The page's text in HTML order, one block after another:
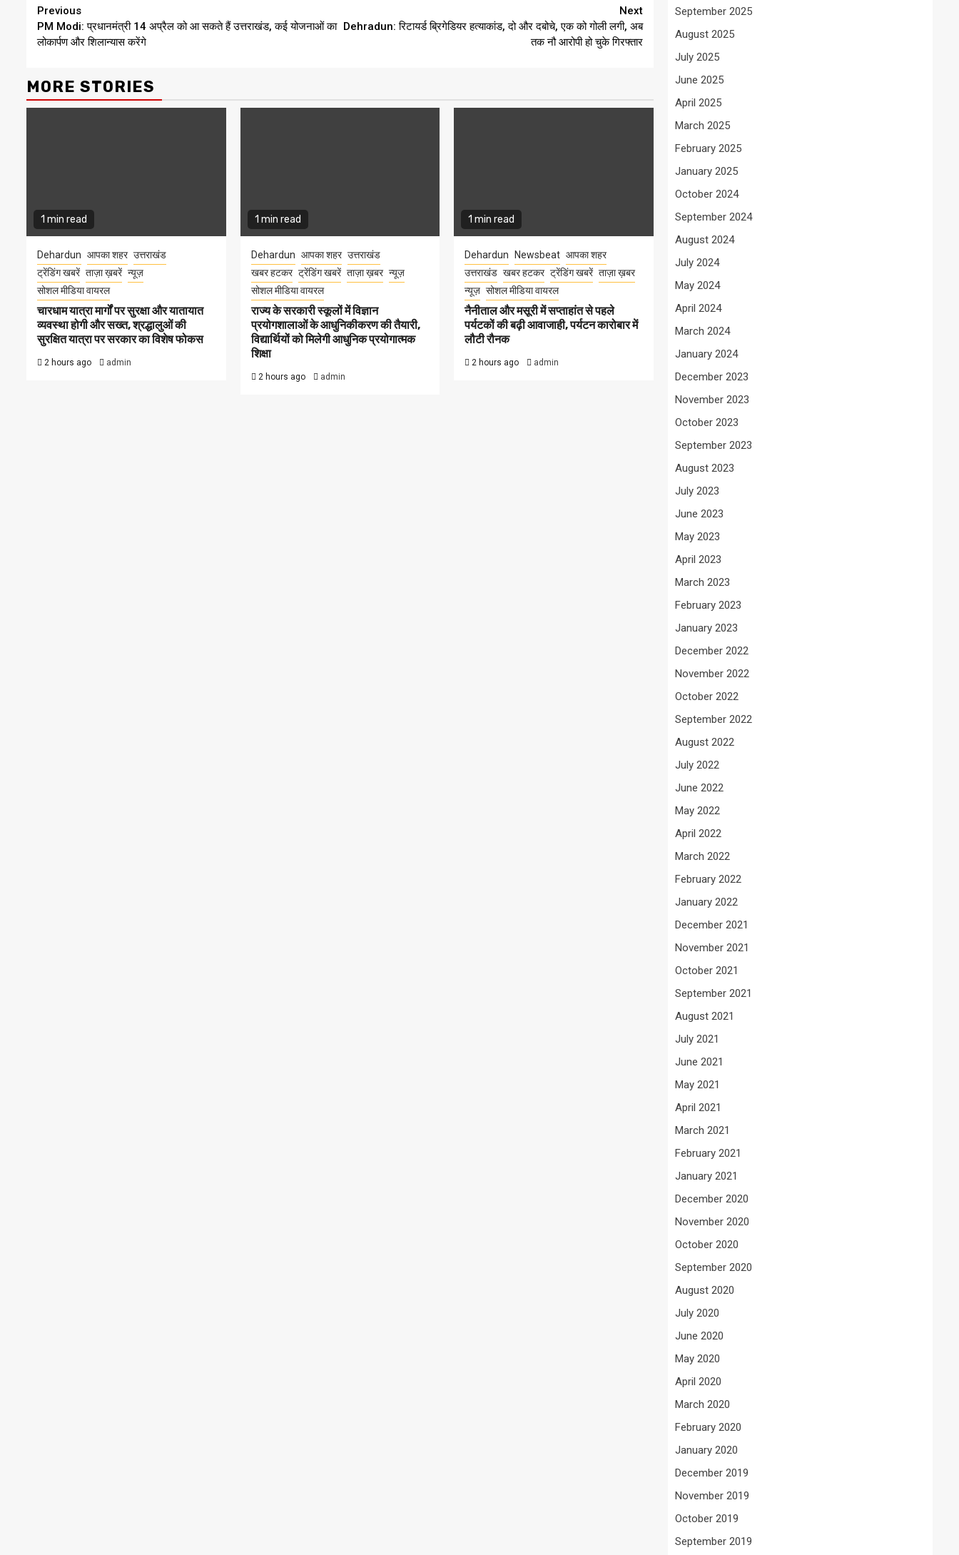
Continue
Reading
Previous
PM Modi: प्रधानमंत्री 14 अप्रैल को आ सकते हैं उत्तराखंड, कई योजनाओं का
लोकार्पण और शिलान्यास करेंगे
Next
Dehradun: रिटायर्ड ब्रिगेडियर हत्याकांड, दो और दबोचे, एक को गोली लगी, अब
तक नौ आरोपी हो चुके गिरफ्तार
MORE STORIES
1 min read
Dehardun आपका शहर उत्तराखंड
ट्रेंडिंग खबरें ताज़ा ख़बरें न्यूज़
सोशल मीडिया वायरल
चारधाम यात्रा मार्गों पर सुरक्षा और यातायात
व्यवस्था होगी और सख्त, श्रद्धालुओं की
सुरक्षित यात्रा पर सरकार का विशेष फोकस
2 hours ago admin
1 min read
Dehardun आपका शहर उत्तराखंड
खबर हटकर ट्रेंडिंग खबरें ताज़ा ख़बर न्यूज़
सोशल मीडिया वायरल
राज्य के सरकारी स्कूलों में विज्ञान
प्रयोगशालाओं के आधुनिकीकरण की तैयारी,
विद्यार्थियों को मिलेगी आधुनिक प्रयोगात्मक
शिक्षा
2 hours ago admin
1 min read
Dehardun Newsbeat आपका शहर
उत्तराखंड खबर हटकर ट्रेंडिंग खबरें ताज़ा ख़बर
न्यूज़ सोशल मीडिया वायरल
नैनीताल और मसूरी में सप्ताहांत से पहले
पर्यटकों की बढ़ी आवाजाही, पर्यटन कारोबार में
लौटी रौनक
2 hours ago admin
September 2025
August 2025
July 2025
June 2025
April 2025
March 2025
February 2025
January 2025
October 2024
September 2024
August 2024
July 2024
May 2024
April 2024
March 2024
January 2024
December 2023
November 2023
October 2023
September 2023
August 2023
July 2023
June 2023
May 2023
April 2023
March 2023
February 2023
January 2023
December 2022
November 2022
October 2022
September 2022
August 2022
July 2022
June 2022
May 2022
April 2022
March 2022
February 2022
January 2022
December 2021
November 2021
October 2021
September 2021
August 2021
July 2021
June 2021
May 2021
April 2021
March 2021
February 2021
January 2021
December 2020
November 2020
October 2020
September 2020
August 2020
July 2020
June 2020
May 2020
April 2020
March 2020
February 2020
January 2020
December 2019
November 2019
October 2019
September 2019